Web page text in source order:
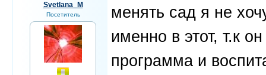
Svetlana_M
Посетитель
менять сад я не
именно в этот, т.к
программа и